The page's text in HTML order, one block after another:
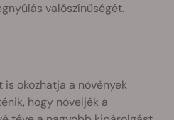
valószínűségét.
okozhatja a növények
hogy növeljék a